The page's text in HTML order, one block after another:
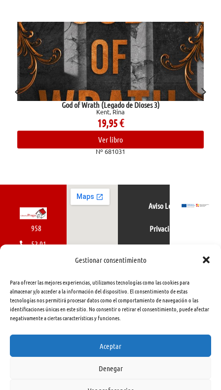
Gestionar consentimiento
Para ofrecer las mejores experiencias, utilizamos tecnologías como las cookies para
almacenar y/o acceder a la información del dispositivo. El consentimiento de estas
tecnologías nos permitirá procesar datos como el comportamiento de navegación o las
identificaciones únicas en este sitio. No consentir o retirar el consentimiento, puede afectar
negativamente a ciertas características y funciones.
Aceptar
Denegar
God of Wrath (Legado de Dioses 3)
Kent, Rina
19,95€
Ver libro
Nº 681031
958
52 01
462
415
info@libreriapraga.com
Gracia,
Aviso Legal
Privacidad